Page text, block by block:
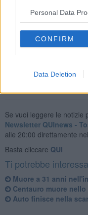
Personal Data
CONFIRM
Data Deletion
A dare notizia del
squadre sono intervenute
Se vuoi leggere le notizie
Newsletter QUInews -
alle 20:00 direttamente
Basta cliccare QUI
Ti potrebbe
Muore a 31 anni
Centauro muore
Auto finisce nella